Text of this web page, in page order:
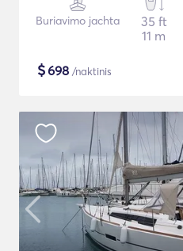
Buriavimo jachta
35 ft
11 m
$698 /naktinis